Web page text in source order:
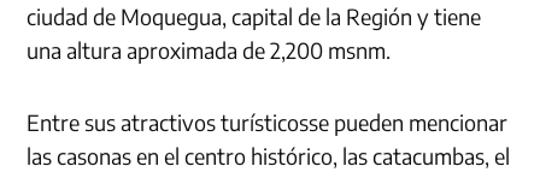
ciudad de Moquegua, capital de la Región y tiene
una altura aproximada de 2,200 msnm.
Entre sus atractivos turísticosse pueden mencionar
las casonas en el centro histórico, las catacumbas, el